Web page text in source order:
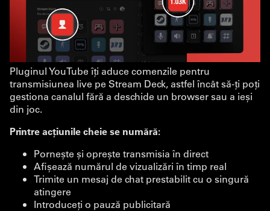
Pluginul YouTube îți aduce comenzile pentru
transmisiunea live pe Stream Deck, astfel încât să-ți poți
gestiona canalul fără a deschide un browser sau a ieși
din joc.
Printre acțiunile cheie se numără:
Pornește și oprește transmisia în direct
Afișează numărul de vizualizări în timp real
Trimite un mesaj de chat prestabilit cu o singură
atingere
Introduceți o pauză publicitară